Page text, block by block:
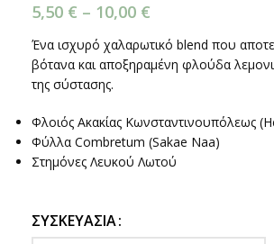
5,50 € – 10,00 €
Ένα ισχυρό χαλαρωτικό blend που
βότανα και αποξηραμένη φλούδα
της σύστασης.
Φλοιός Ακακίας Κωνσταντινουπόλεως
Φύλλα Combretum (Sakae Naa)
Στημόνες Λευκού Λωτού
ΣΥΣΚΕΥΑΣΊΑ